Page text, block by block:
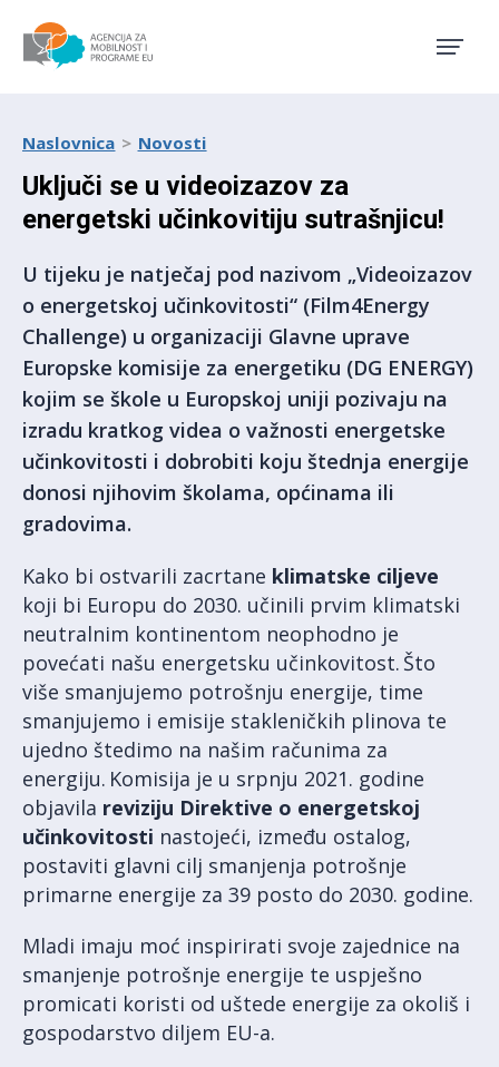
Naslovnica Novosti
Uključi se u videoizazov za
energetski učinkovitiju sutrašnjicu!
U tijeku je natječaj pod nazivom „Videoizazov
o energetskoj učinkovitosti“ (Film4Energy
Challenge) u organizaciji Glavne uprave
Europske komisije za energetiku (DG ENERGY)
kojim se škole u Europskoj uniji pozivaju na
izradu kratkog videa o važnosti energetske
učinkovitosti i dobrobiti koju štednja energije
donosi njihovim školama, općinama ili
gradovima.
Kako bi ostvarili zacrtane klimatske ciljeve
koji bi Europu do 2030. učinili prvim klimatski
neutralnim kontinentom neophodno je
povećati našu energetsku učinkovitost. Što
više smanjujemo potrošnju energije, time
smanjujemo i emisije stakleničkih plinova te
ujedno štedimo na našim računima za
energiju. Komisija je u srpnju 2021. godine
objavila reviziju Direktive o energetskoj
učinkovitosti nastojeći, između ostalog,
postaviti glavni cilj smanjenja potrošnje
primarne energije za 39 posto do 2030. godine.
Mladi imaju moć inspirirati svoje zajednice na
smanjenje potrošnje energije te uspješno
promicati koristi od uštede energije za okoliš i
gospodarstvo diljem EU-a.